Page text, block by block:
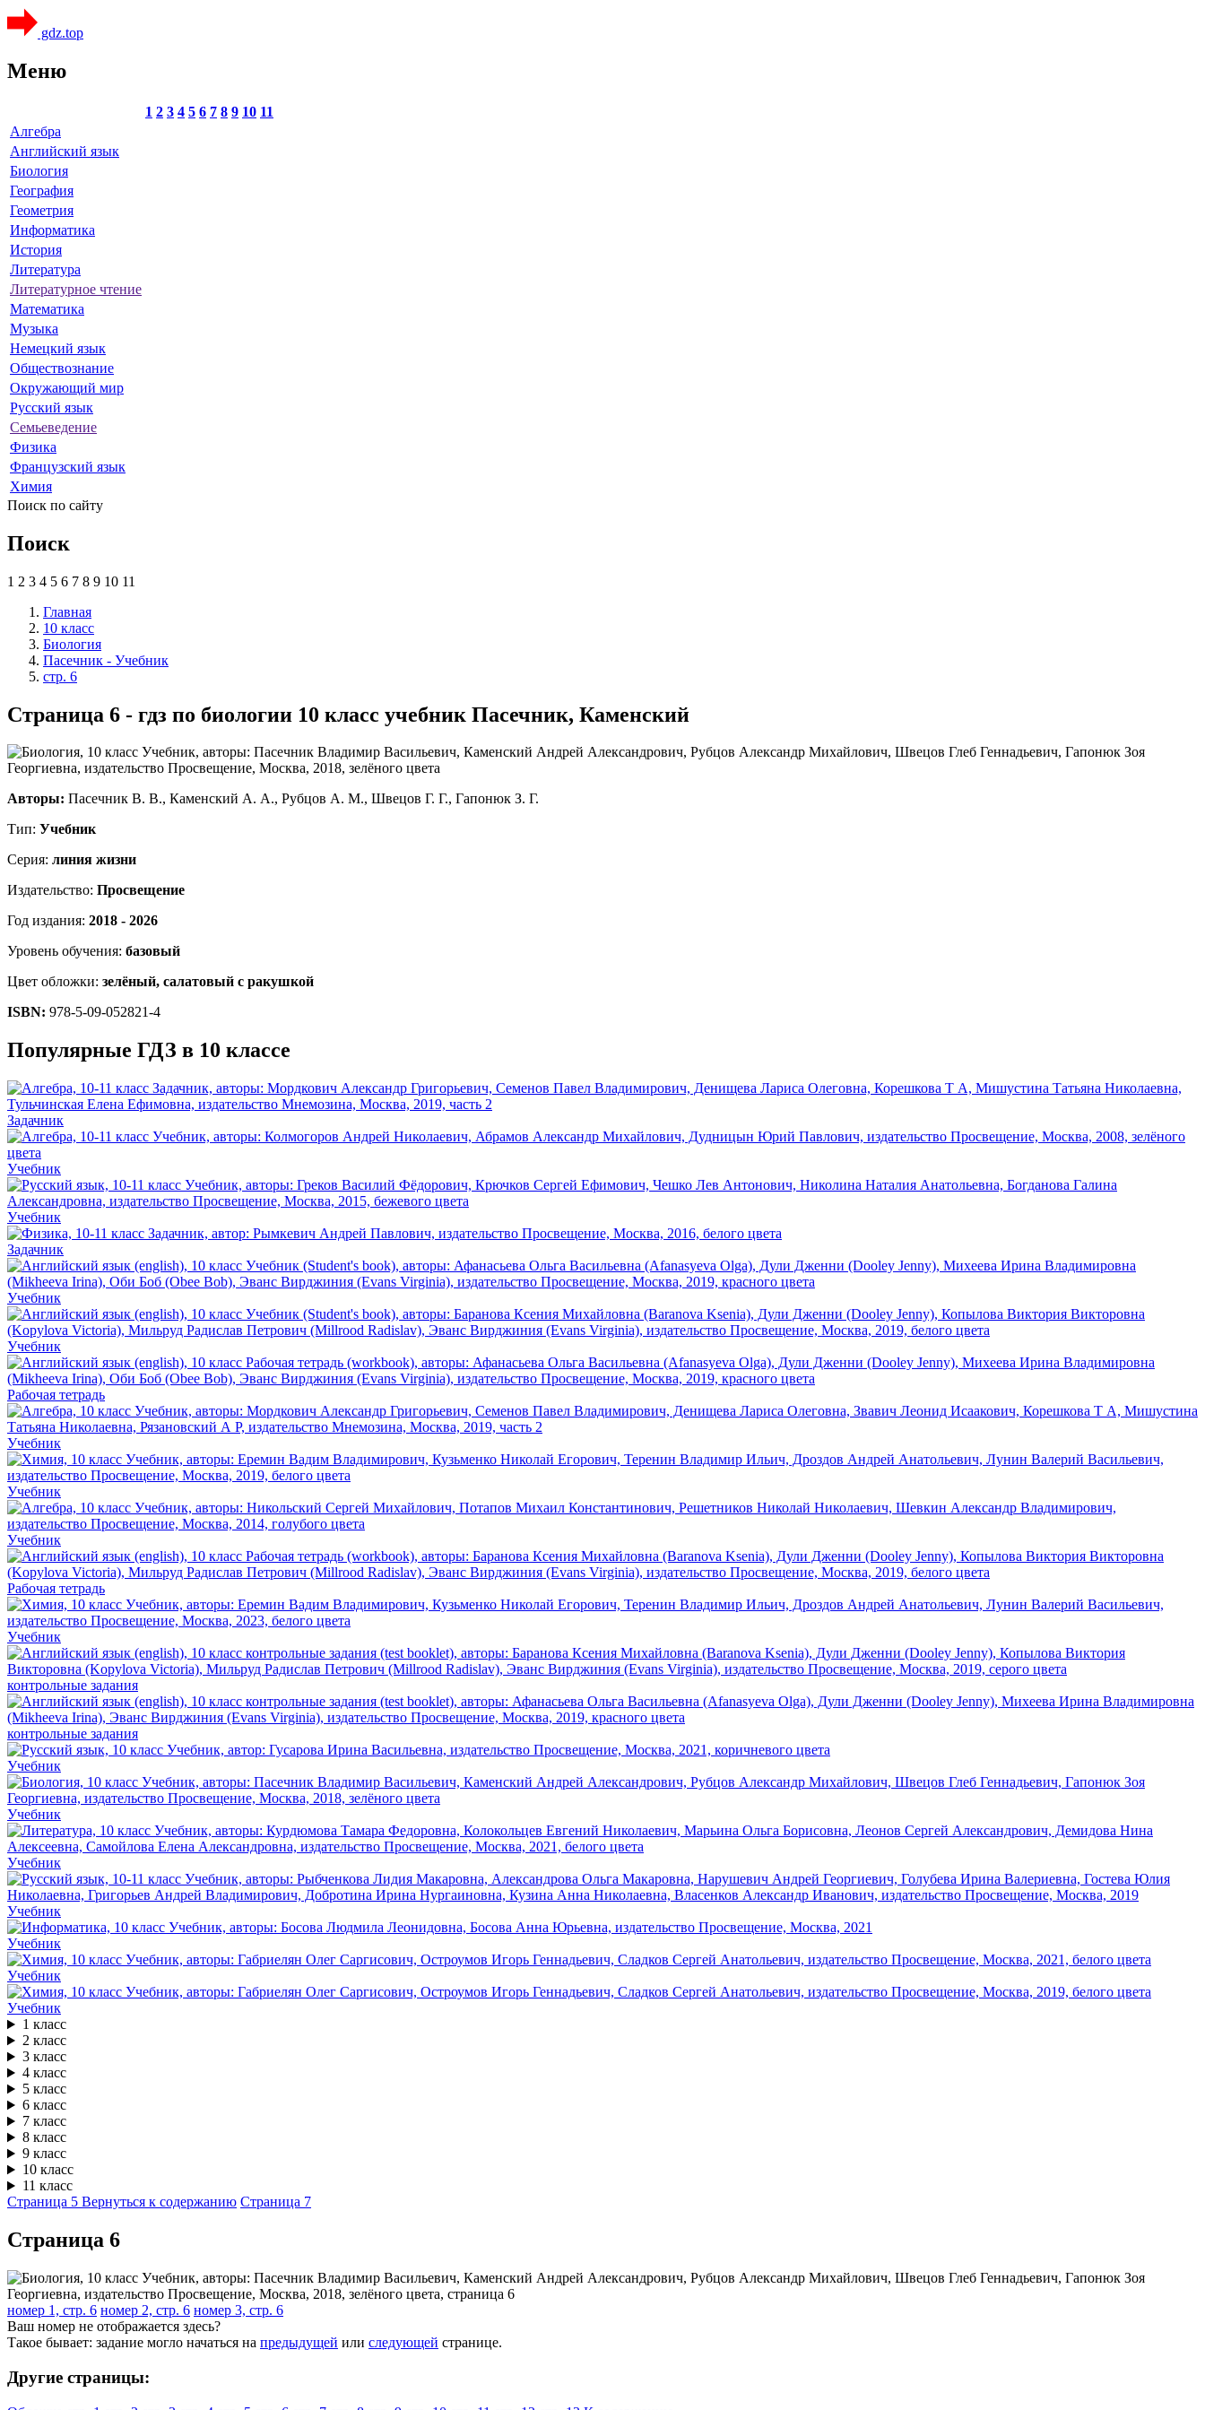
gdz.top
Меню
1 2 3 4 5 6 7 8 9 10 11
Алгебра
Английский язык
Биология
География
Геометрия
Информатика
История
Литература
Литературное чтение
Математика
Музыка
Немецкий язык
Обществознание
Окружающий мир
Русский язык
Семьеведение
Физика
Французский язык
Химия
Поиск по сайту
Поиск
1 2 3 4 5 6 7 8 9 10 11
Главная
10 класс
Биология
Пасечник - Учебник
стр. 6
Страница 6 - гдз по биологии 10 класс учебник Пасечник, Каменский
Авторы: Пасечник В. В., Каменский А. А., Рубцов А. М., Швецов Г. Г., Гапонюк З. Г.
Тип: Учебник
Серия: линия жизни
Издательство: Просвещение
Год издания: 2018 - 2026
Уровень обучения: базовый
Цвет обложки: зелёный, салатовый с ракушкой
ISBN: 978-5-09-052821-4
Популярные ГДЗ в 10 классе
Задачник
Учебник
Учебник
Задачник
Учебник
Учебник
Рабочая тетрадь
Учебник
Учебник
Учебник
Рабочая тетрадь
Учебник
контрольные задания
контрольные задания
Учебник
Учебник
Учебник
Учебник
Учебник
Учебник
Учебник
1 класс
2 класс
3 класс
4 класс
5 класс
6 класс
7 класс
8 класс
9 класс
10 класс
11 класс
Страница 5 Вернуться к содержанию Страница 7
Cтраница 6
номер 1, стр. 6 номер 2, стр. 6 номер 3, стр. 6
Ваш номер не отображается здесь?
Такое бывает: задание могло начаться на предыдущей или следующей странице.
Другие страницы: